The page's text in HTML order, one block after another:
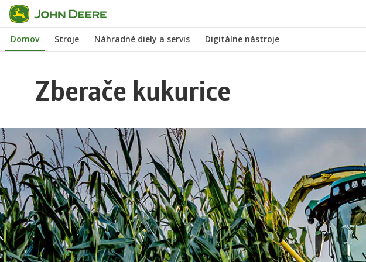
Preskočiť
na
hlavný
Domov Stroje Náhradné diely a servis Digitálne nástroje
Zberače kukurice